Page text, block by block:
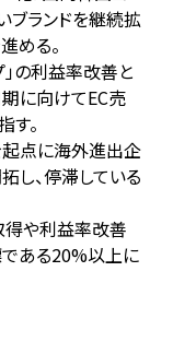
ブランドを継続拡
める。
の利益率改善と
に向けてEC売
。
点に海外進出企
し、停滞している
や利益率改善
ある20%以上に